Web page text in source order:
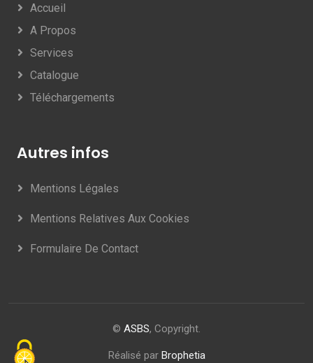
Accueil
A Propos
Services
Catalogue
Téléchargements
Autres infos
Mentions Légales
Mentions Relatives Aux Cookies
Formulaire De Contact
© ASBS, Copyright.
Réalisé par Brophetia